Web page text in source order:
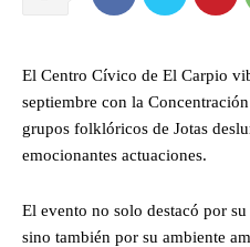
El Centro Cívico de El Carpio
septiembre con la
grupos folklóricos de Jotas
emocionantes actuaciones.
El evento no solo destacó por
sino también por su ambiente